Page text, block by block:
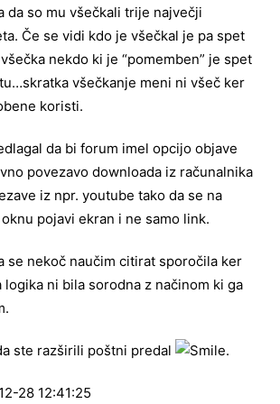
da so mu všečkali trije največji
Če se vidi kdo je všečkal je pa spet
nekdo ki je “pomemben” je spet
všečkanje meni ni všeč ker
koristi.
da bi forum imel opcijo objave
povezavo downloada iz računalnika
iz npr. youtube tako da se na
pojavi ekran i ne samo link.
se nekoč naučim citirat sporočila ker
logika ni bila sorodna z načinom ki ga
ste razširili poštni predal .
28 12:41:25